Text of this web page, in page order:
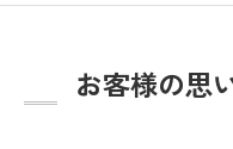
お客様の思